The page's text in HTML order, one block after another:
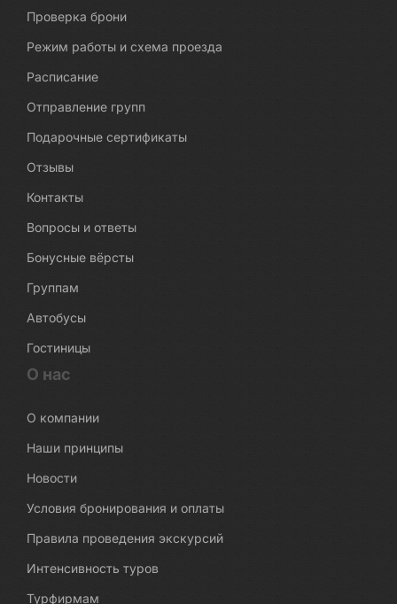
Проверка брони
Режим работы и схема проезда
Расписание
Отправление групп
Подарочные сертификаты
Отзывы
Контакты
Вопросы и ответы
Бонусные вёрсты
Группам
Автобусы
Гостиницы
О нас
О компании
Наши принципы
Новости
Условия бронирования и оплаты
Правила проведения экскурсий
Интенсивность туров
Турфирмам